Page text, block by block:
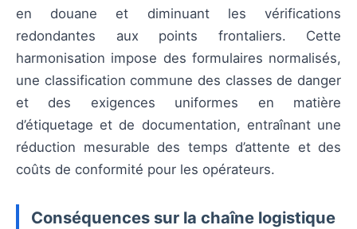
en douane et diminuant les vérifications
redondantes aux points frontaliers. Cette
harmonisation impose des formulaires normalisés,
une classification commune des classes de danger
et des exigences uniformes en matière
d’étiquetage et de documentation, entraînant une
réduction mesurable des temps d’attente et des
coûts de conformité pour les opérateurs.
Conséquences sur la chaîne logistique